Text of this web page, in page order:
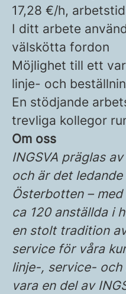
17,28 €/h,
I ditt arbete
välskötta fordon
Möjlighet till ett
linje- och
En stödjande
trevliga kollegor
Om oss
INGSVA präglas
och är det
Österbotten –
ca 120 anställda i
en stolt tradition
service för våra
linje-, service-
vara en del av